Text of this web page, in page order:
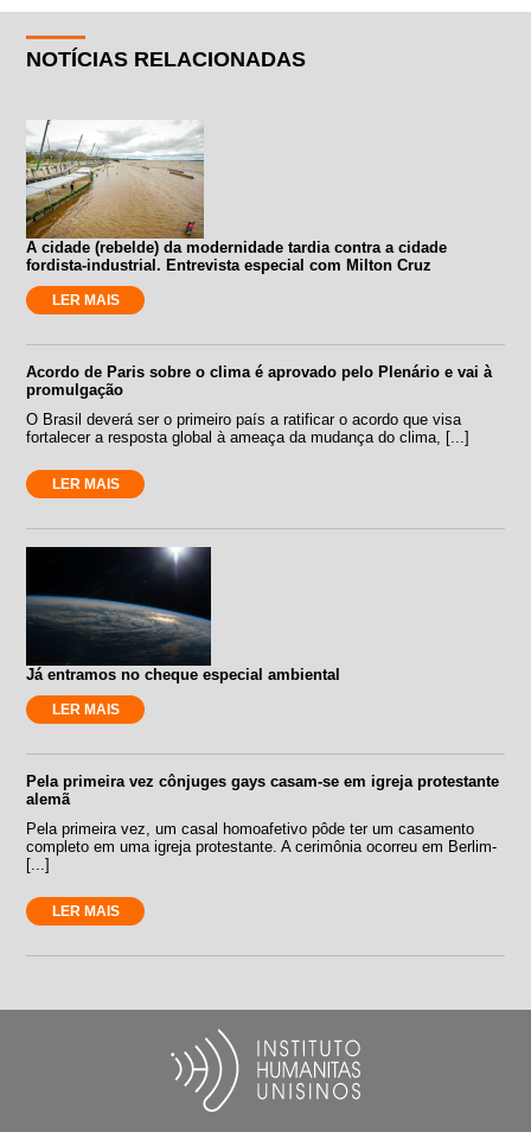
NOTÍCIAS RELACIONADAS
A cidade (rebelde) da modernidade tardia contra a cidade
fordista-industrial. Entrevista especial com Milton Cruz
LER MAIS
Acordo de Paris sobre o clima é aprovado pelo Plenário e vai à
promulgação
O Brasil deverá ser o primeiro país a ratificar o acordo que visa
fortalecer a resposta global à ameaça da mudança do clima, [...]
LER MAIS
Já entramos no cheque especial ambiental
LER MAIS
Pela primeira vez cônjuges gays casam-se em igreja protestante
alemã
Pela primeira vez, um casal homoafetivo pôde ter um casamento
completo em uma igreja protestante. A cerimônia ocorreu em Berlim-
[...]
LER MAIS